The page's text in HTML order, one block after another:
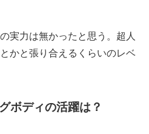
実力は無かったと思う。超人
かと張り合えるくらいのレベ
ボディの活躍は？